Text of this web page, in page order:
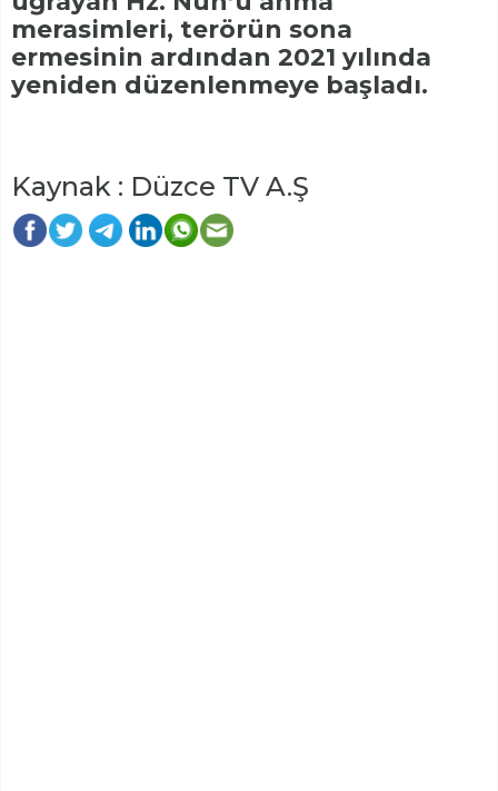
merasimleri, terörün sona
ermesinin ardından 2021 yılında
yeniden düzenlenmeye başladı.
Kaynak : Düzce TV A.Ş